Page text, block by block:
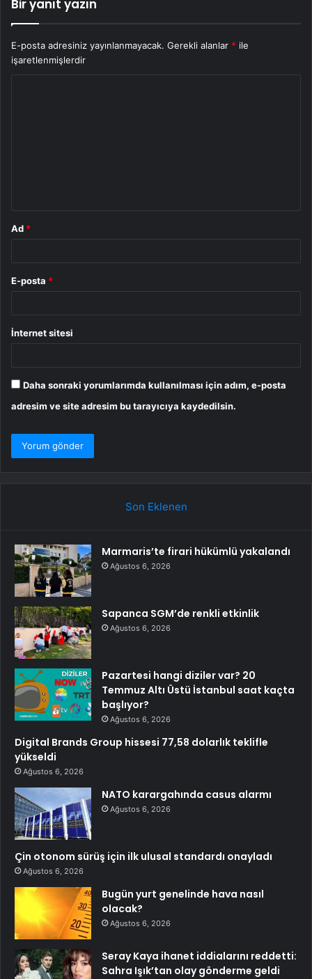
Bir yanıt yazın
E-posta adresiniz yayınlanmayacak. Gerekli alanlar * ile
işaretlenmişlerdir
Ad *
E-posta *
İnternet sitesi
Daha sonraki yorumlarımda kullanılması için adım, e-posta
adresim ve site adresim bu tarayıcıya kaydedilsin.
Son Eklenen
Marmaris’te firari hükümlü yakalandı
Ağustos 6, 2026
Sapanca SGM’de renkli etkinlik
Ağustos 6, 2026
Pazartesi hangi diziler var? 20
Temmuz Altı Üstü İstanbul saat kaçta
başlıyor?
Ağustos 6, 2026
Digital Brands Group hissesi 77,58 dolarlık teklifle
yükseldi
Ağustos 6, 2026
NATO karargahında casus alarmı
Ağustos 6, 2026
Çin otonom sürüş için ilk ulusal standardı onayladı
Ağustos 6, 2026
Bugün yurt genelinde hava nasıl
olacak?
Ağustos 6, 2026
Seray Kaya ihanet iddialarını reddetti:
Sahra Işık’tan olay gönderme geldi